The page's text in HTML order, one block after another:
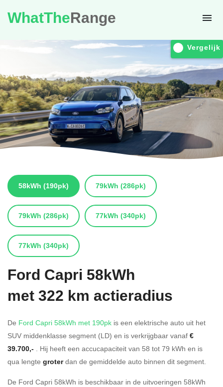
WhatTheRange
Vergelijk
58kWh (190pk) 79kWh (286pk)
79kWh (286pk) 77kWh (340pk)
77kWh (340pk)
Ford Capri 58kWh
met 322 km actieradius
De Ford Capri 58kWh met 190pk is een elektrische auto uit het
SUV middenklasse segment (LD) en is verkrijgbaar vanaf €
39.700,- . Hij heeft een accucapaciteit van 58 tot 79 kWh en is
qua lengte groterdan de gemiddelde auto binnen dit segment.
De Ford Capri 58kWh is beschikbaar in de uitvoeringen 58kWh